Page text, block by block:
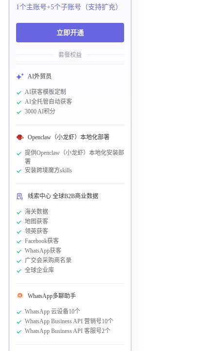
1个主账号+5个子账号（支持扩充）
立即开通
套餐权益
AI外贸员
AI获客模板定制
AI全托管自动获客
3000 AI积分
Openclaw（小龙虾）本地化部署
提供Openclaw（小龙虾）本地化安装部
署
安装跨境魔方skills
线索中心 全球B2B商业数据
海关数据
地图获客
领英获客
Facebook获客
WhatsApp获客
广交会采购商名录
全球企业库
WhatsApp多聊助手
WhatsApp 云设备10个
WhatsApp Business API 营销号10个
WhatsApp Business API 客服号2个